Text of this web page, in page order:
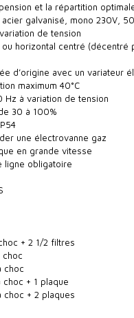
et la répartition
galvanisé, mono 230V,
de tension
horizontal centré (décentré
d’origine avec un variateur
maximum 40°C
Hz à variation de tension
30 à 100%
une électrovanne gaz
en grande vitesse
ligne obligatoire
+ 2 1/2 filtres
choc
choc
+ 1 plaque
+ 2 plaques